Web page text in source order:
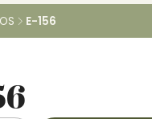
E-156